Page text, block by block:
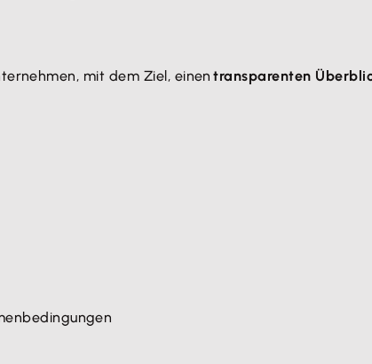
mit dem Ziel, einentransparenten